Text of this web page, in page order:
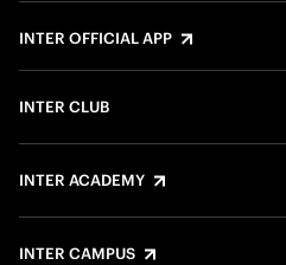
INTER OFFICIAL APP
INTER CLUB
INTER ACADEMY
INTER CAMPUS